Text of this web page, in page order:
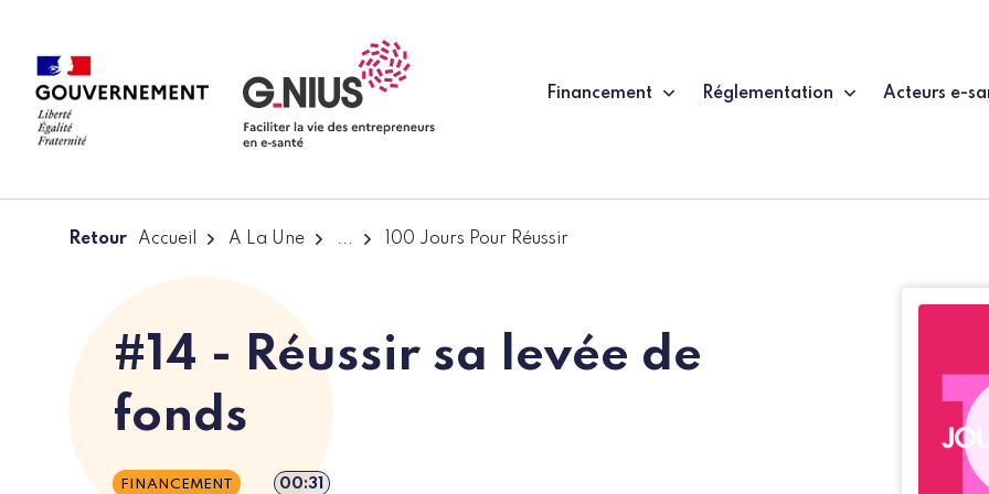
Financement Réglementation Acteurs e-
Retour Accueil A La Une ... 100 Jours Pour Réussir
#14 - Réussir sa levée de
fonds
FINANCEMENT Durée de l’épisode
00:31